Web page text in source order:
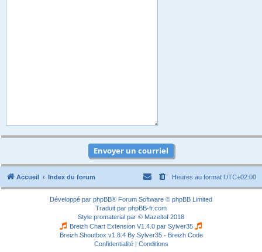
Accueil Index du forum Heures au format UTC+02:00
Développé par phpBB® Forum Software © phpBB Limited
Traduit par phpBB-fr.com
Style promaterial par © Mazeltof 2018
Breizh Chart Extension V1.4.0 par Sylver35
Breizh Shoutbox v1.8.4 By Sylver35 - Breizh Code
Confidentialité| Conditions